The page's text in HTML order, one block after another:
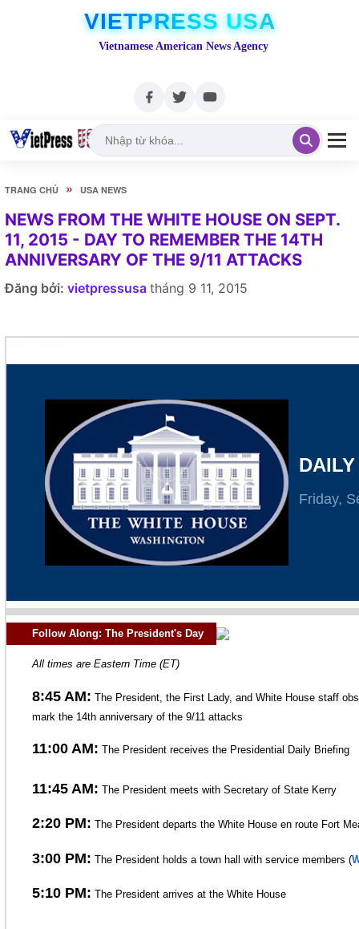
VIETPRESS USA
Vietnamese American News Agency
TRANG CHỦ » USA NEWS
NEWS FROM THE WHITE HOUSE ON SEPT.
11, 2015 - DAY TO REMEMBER THE 14TH
ANNIVERSARY OF THE 9/11 ATTACKS
Đăng bởi: vietpressusa tháng 9 11, 2015
Friday,
Follow Along: The President's Day
All times are Eastern Time (ET)
8:45 AM: The President, the First Lady, and White House staff
mark the 14th anniversary of the 9/11 attacks
11:00 AM: The President receives the Presidential Daily Briefing
11:45 AM: The President meets with Secretary of State Kerry
2:20 PM: The President departs the White House en route Fort
3:00 PM: The President holds a town hall with service members (
5:10 PM: The President arrives at the White House